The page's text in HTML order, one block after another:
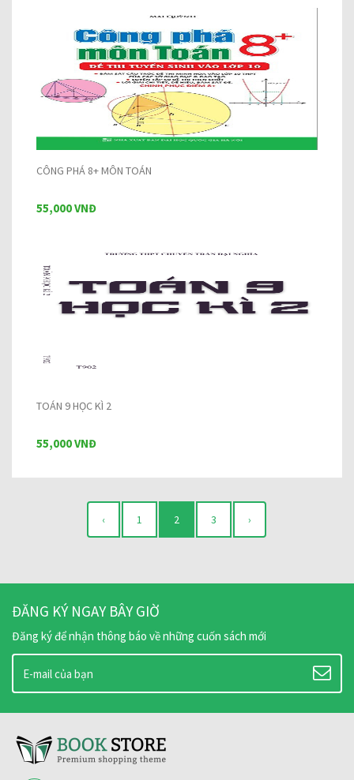
CÔNG PHÁ 8+ MÔN TOÁN
55,000 VNĐ
TOÁN 9 HỌC KÌ 2
55,000 VNĐ
‹ 1 2 3 ›
ĐĂNG KÝ NGAY BÂY GIỜ
Đăng ký để nhận thông báo về những cuốn sách mới